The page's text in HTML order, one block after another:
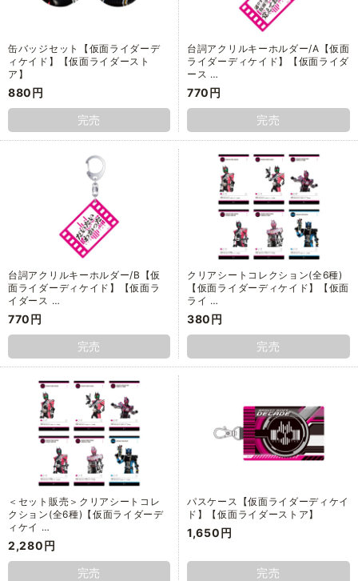
缶バッジセット【仮面ライダーデ
ィケイド】【仮面ライダースト
ア】
880円
完売
台詞アクリルキーホルダー/A【仮面
ライダーディケイド】【仮面ライダ
ース …
770円
完売
台詞アクリルキーホルダー/B【仮
面ライダーディケイド】【仮面ラ
イダース …
770円
完売
クリアシートコレクション(全6種)
【仮面ライダーディケイド】【仮面
ライ …
380円
完売
＜セット販売＞クリアシートコレ
クション(全6種)【仮面ライダーデ
ィケイ …
2,280円
完売
パスケース【仮面ライダーディケイ
ド】【仮面ライダーストア】
1,650円
完売